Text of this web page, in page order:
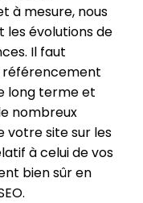
à mesure, nous
les évolutions de
Il faut
référencement
long terme et
nombreux
votre site sur les
à celui de vos
bien sûr en